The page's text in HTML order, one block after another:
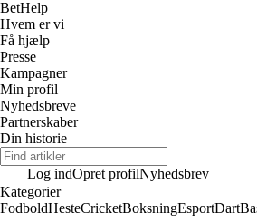
BetHelp
Hvem er vi
Få hjælp
Presse
Kampagner
Min profil
Nyhedsbreve
Partnerskaber
Din historie
Log indOpret profilNyhedsbrev
Kategorier
FodboldHesteCricketBoksningEsportDart